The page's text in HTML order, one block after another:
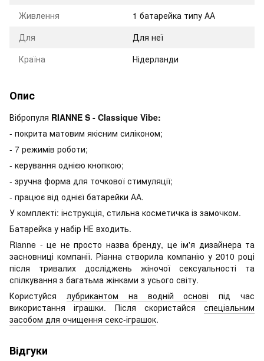
Живлення
1 батарейка типу АА
Для
Для неї
Країна
Нідерланди
Опис
Вібропуля RIANNE S - Classique Vibe:
- покрита матовим якісним силіконом;
- 7 режимів роботи;
- керування однією кнопкою;
- зручна форма для точкової стимуляції;
- працює від однієї батарейки АА.
У комплекті: інструкція, стильна косметичка із замочком.
Батарейка у набір НЕ входить.
Rianne - це не просто назва бренду, це ім'я дизайнера та
засновниці компанії. Ріанна створила компанію у 2010 році
після тривалих досліджень жіночої сексуальності та
спілкування з багатьма жінками з усього світу.
Користуйся лубрикантом на водній основі під час
використання іграшки. Після скористайся спеціальним
засобом для очищення секс-іграшок.
Відгуки